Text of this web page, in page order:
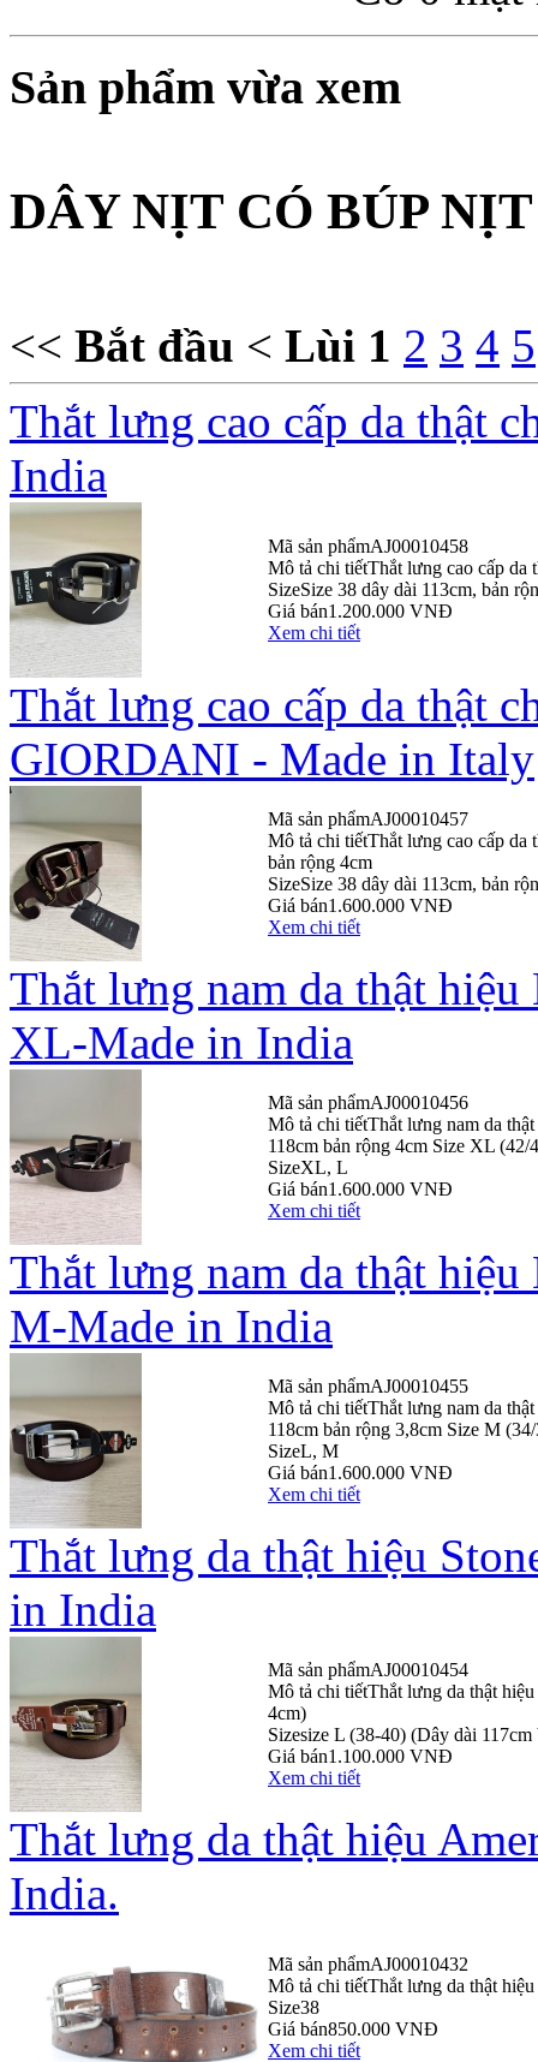
Sản phẩm vừa xem
DÂY NỊT CÓ BÚP NỊT
<< Bắt đầu < Lùi 1 2 3 4 5
Thắt lưng cao cấp da thật
India
Mã sản phẩmAJ00010458
Mô tả chi tiếtThắt lưng cao cấp da
SizeSize 38 dây dài 113cm, bản
Giá bán1.200.000 VNĐ
Xem chi tiết
Thắt lưng cao cấp da thật
GIORDANI - Made in Italy
Mã sản phẩmAJ00010457
Mô tả chi tiếtThắt lưng cao cấp
bản rộng 4cm
SizeSize 38 dây dài 113cm, bản
Giá bán1.600.000 VNĐ
Xem chi tiết
Thắt lưng nam da thật
XL-Made in India
Mã sản phẩmAJ00010456
Mô tả chi tiếtThắt lưng nam da
118cm bản rộng 4cm Size XL
SizeXL, L
Giá bán1.600.000 VNĐ
Xem chi tiết
Thắt lưng nam da thật
M-Made in India
Mã sản phẩmAJ00010455
Mô tả chi tiếtThắt lưng nam da
118cm bản rộng 3,8cm Size M
SizeL, M
Giá bán1.600.000 VNĐ
Xem chi tiết
Thắt lưng da thật hiệu
in India
Mã sản phẩmAJ00010454
Mô tả chi tiếtThắt lưng da thật
4cm)
Sizesize L (38-40) (Dây dài 117cm
Giá bán1.100.000 VNĐ
Xem chi tiết
Thắt lưng da thật hiệu
India.
Mã sản phẩmAJ00010432
Mô tả chi tiếtThắt lưng da thật
Size38
Giá bán850.000 VNĐ
Xem chi tiết